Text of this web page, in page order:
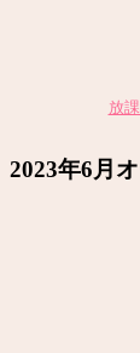
放
2023年6月